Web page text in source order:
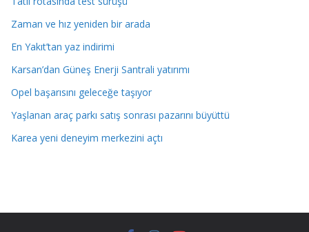
Zaman ve hız yeniden bir arada
En Yakıt’tan yaz indirimi
Karsan’dan Güneş Enerji Santrali yatırımı
Opel başarısını geleceğe taşıyor
Yaşlanan araç parkı satış sonrası pazarını büyüttü
Karea yeni deneyim merkezini açtı